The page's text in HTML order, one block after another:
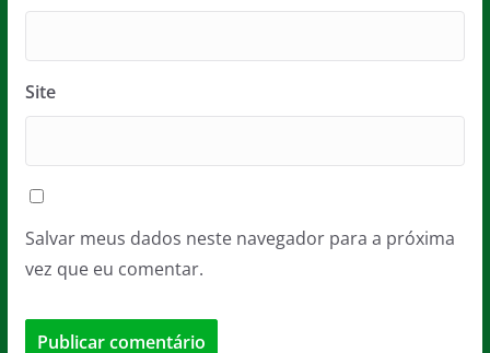
Site
Salvar meus dados neste navegador para a próxima
vez que eu comentar.